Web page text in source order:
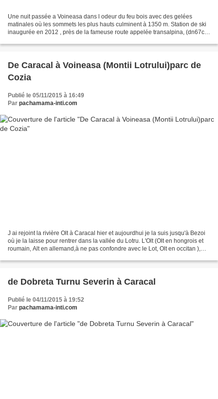
Une nuit passée a Voineasa dans l odeur du feu bois avec des gelées
matinales où les sommets les plus hauts culminent à 1350 m. Station de ski
inaugurée en 2012 , près de la fameuse route appelée transalpina, (dn67c)
De Caracal à Voineasa (Montii Lotrului)parc de
Cozia
Publié le 05/11/2015 à 16:49
Par pachamama-inti.com
J ai rejoint la rivière Olt à Caracal hier et aujourdhui je la suis jusqu'à Bezoi
où je la laisse pour rentrer dans la vallée du Lotru. L'Olt (Olt en hongrois et
roumain, Alt en allemand,à ne pas confondre avec le Lot, Olt en occitan ),
de Dobreta Turnu Severin à Caracal
Publié le 04/11/2015 à 19:52
Par pachamama-inti.com